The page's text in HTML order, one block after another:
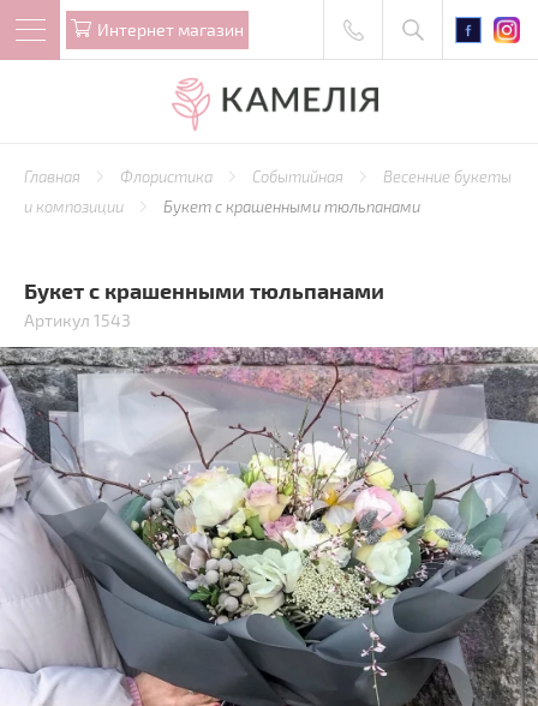
Интернет магазин
Главная Флористика Событийная
Весенние букеты
и композиции
Букет с крашенными тюльпанами
Букет с крашенными тюльпанами
Артикул 1543